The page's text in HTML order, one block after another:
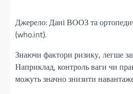
Джерело: Дані ВООЗ та
(who.int).
Знаючи фактори ризику, легше
Наприклад, контроль ваги чи
можуть значно знизити